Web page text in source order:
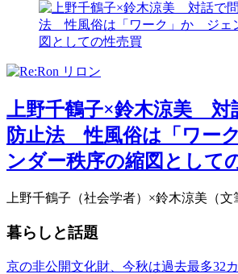
上野千鶴子×鈴木涼美 対
防止法 性風俗は「ワー
ンダー秩序の縮図として
上野千鶴子（社会学者）×鈴木涼美（文
暮らしと話題
京の非公開文化財、今秋は過去最多32